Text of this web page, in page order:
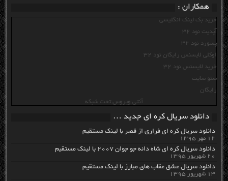
همکاران :
خرید بک لینک انگلیسی
آپدیت نود 32
پسورد نود 32
اوکلی لایسنس رایگان نود 32
خرید لایسنس نود 32
سئو سایت
رایگان
آنتی ویروس تحت شبکه
دانلود سریال کره ای جدید …
دانلود سریال کره ای فراری از قصر با لینک مستقیم
۱۲ مهر ۱۳۹۵
دانلود سریال کره ای شاه دائه جو جوان ۲۰۰۷ با لینک مستقیم
۲۰ شهریور ۱۳۹۵
دانلود سریال عشق عقاب های مبارز با لینک مستقیم
۱۳ شهریور ۱۳۹۵